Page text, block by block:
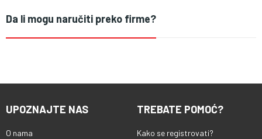
Da li mogu naručiti preko firme?
UPOZNAJTE NAS
O nama
TREBATE POMOĆ?
Kako se registrovati?